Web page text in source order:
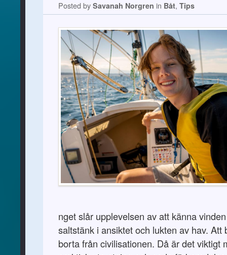
Posted bySavanah Norgren in Båt,Tips
nget slår upplevelsen av att känna
saltstänk i ansiktet och lukten av hav. Att
borta från civilisationen. Då är det viktigt